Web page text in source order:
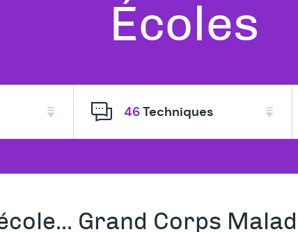
Tous
nos
en
Écoles
46Techniques
Grand Corps